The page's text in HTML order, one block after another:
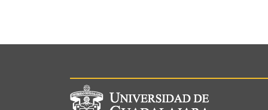
Información del portal